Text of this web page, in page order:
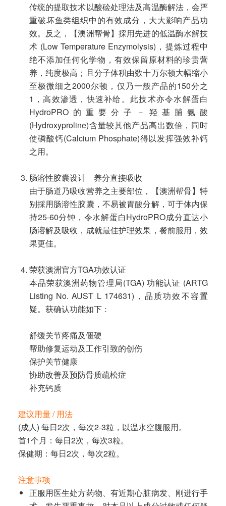
传统的提取技术以酸硷处理法及高温酶解法，会严
重破坏鱼类组织中的有效成分，大大影响产品功
效。反之，【澳洲帮骨】採用先进的低温酶水解技
术 (Low Temperature Enzymolysis)，提炼过程中
绝不添加任何化学物，有效保留原材料的珍贵营
养，纯度极高；且分子体积由数十万尔顿大幅缩小
至极微细之2000尔顿，仅乃一般产品的150分之
1，高效渗透，快速补给。此技术亦令水解蛋白
HydroPRO的重要分子－羟基脯氨酸
(Hydroxyproline)含量较其他产品高出数倍，同时
使磷酸钙(Calcium Phosphate)得以发挥强效补钙
之用。
肠溶性胶囊设计 养分直接吸收
由于肠道乃吸收营养之主要部位，【澳洲帮骨】特
别採用肠溶性胶囊，不易被胃酸分解，可于体内保
持25-60分钟，令水解蛋白HydroPRO成分直达小
肠溶解及吸收，成就最佳护理效果，餐前服用，效
果更佳。
荣获澳洲官方TGA功效认证
本品荣获澳洲药物管理局(TGA) 功能认证 (ARTG
Listing No. AUST L 174631)，品质功效不容置
疑。获确认功能如下﹕
舒缓关节疼痛及僵硬
帮助修复运动及工作引致的创伤
保护关节健康
协助改善及预防骨质疏松症
补充钙质
建议用量 / 用法
(成人) 每日2次，每次2-3粒，以温水空腹服用。
首1个月：每日2次，每次3粒。
保健期：每日2次，每次2粒。
注意事项
正服用医生处方药物、有近期心脏病发、刚进行手